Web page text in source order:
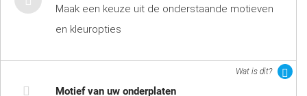
Maak een keuze uit de onderstaande motieven
en kleuropties
Wat is dit?
Motief van uw onderplaten